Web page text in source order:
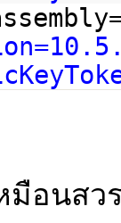
มือนสว